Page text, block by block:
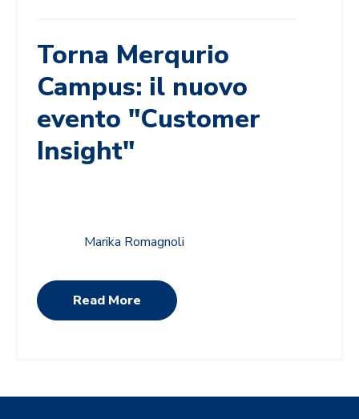
Torna Merqurio
Campus: il nuovo
evento "Customer
Insight"
Marika Romagnoli
Read More